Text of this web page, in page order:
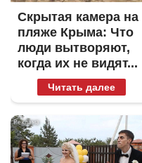
Скрытая камера на
пляже Крыма: Что
люди вытворяют,
когда их не видят...
Читать далее